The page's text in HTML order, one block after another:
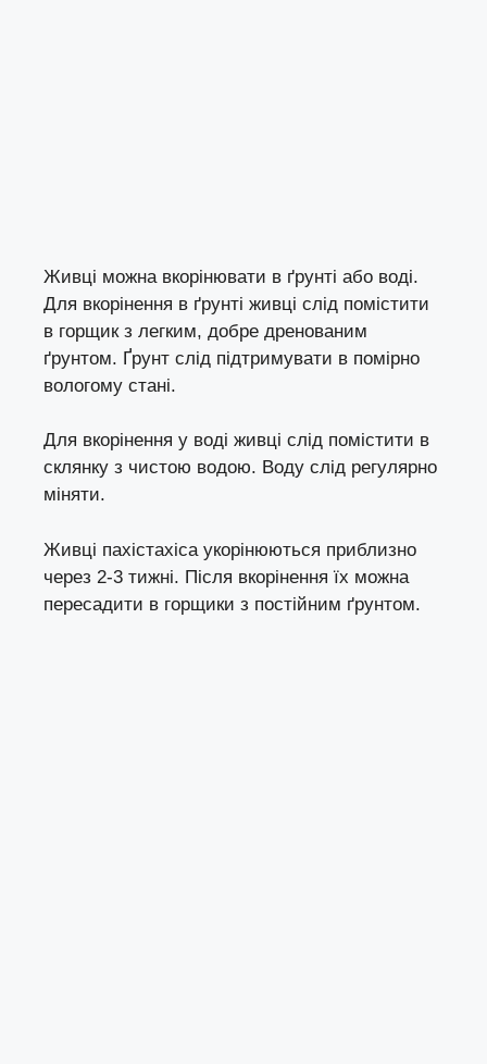
Живці можна вкорінювати в ґрунті або воді.
Для вкорінення в ґрунті живці слід помістити
в горщик з легким, добре дренованим
ґрунтом. Ґрунт слід підтримувати в помірно
вологому стані.
Для вкорінення у воді живці слід помістити в
склянку з чистою водою. Воду слід регулярно
міняти.
Живці пахістахіса укорінюються приблизно
через 2-3 тижні. Після вкорінення їх можна
пересадити в горщики з постійним ґрунтом.